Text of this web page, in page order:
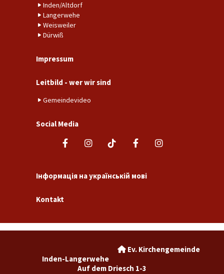
Inden/Altdorf
Langerwehe
Weisweiler
Dürwiß
Impressum
Leitbild - wer wir sind
Gemeindevideo
Social Media
Інформація на українській мові
Kontakt
Ev. Kirchengemeinde
Inden-Langerwehe
Auf dem Driesch 1-3